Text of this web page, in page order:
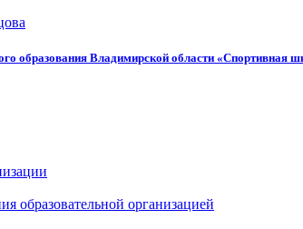
образования Владимирской области «Спортивная
образовательной организацией